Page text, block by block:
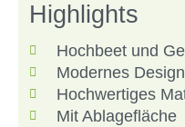
Highlights
Hochbeet und
Modernes Design
Hochwertiges
Mit Ablagefläche